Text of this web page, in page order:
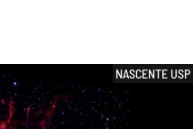
NASCENTE USP